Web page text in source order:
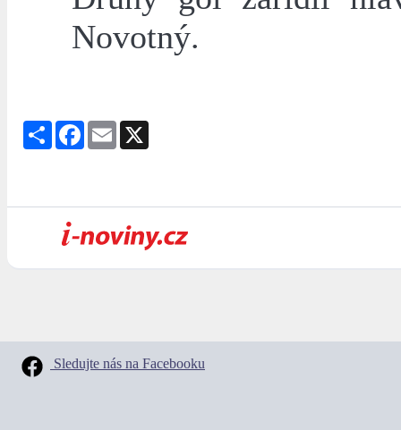
Novotný.
Share Facebook
Email
Sledujte nás na Facebooku